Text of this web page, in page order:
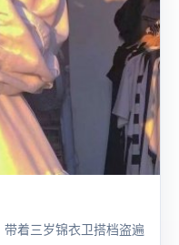
着三岁锦衣卫搭档盗遍